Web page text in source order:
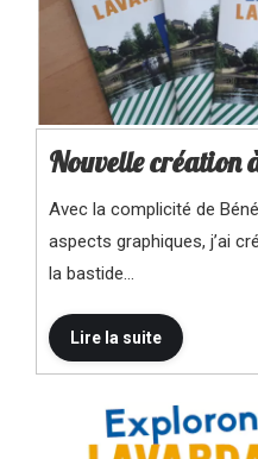
Nouvelle création
Avec la complicité de
aspects graphiques, j’ai
la bastide…